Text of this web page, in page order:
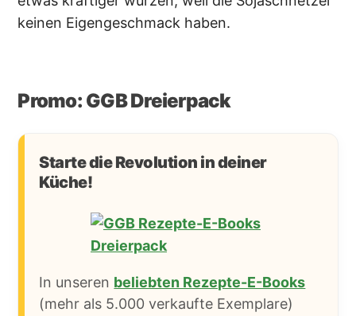
keinen Eigengeschmack haben.
Promo: GGB Dreierpack
Starte die Revolution in deiner
Küche!
In unseren beliebten Rezepte-E-Books
(mehr als 5.000 verkaufte Exemplare)